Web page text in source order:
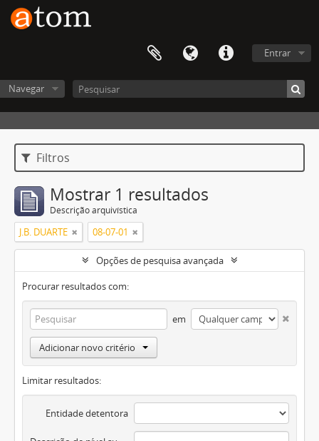
Entrar
Navegar
Filtros
Mostrar 1 resultados
Descrição arquivística
J.B. DUARTE 08-07-01
Opções de pesquisa avançada
Procurar resultados com:
em
Adicionar novo critério
Limitar resultados:
Entidade detentora